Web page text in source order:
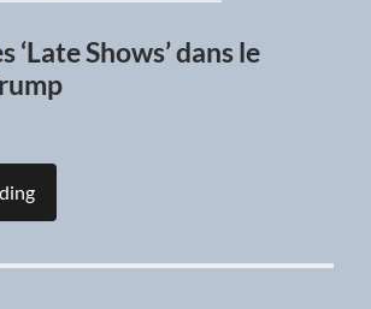
‘Late Shows’ dans le